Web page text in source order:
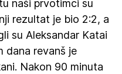
naši prvotimci su
rezultat je bio 2:2, a
su Aleksandar Katai
dana revanš je
Nakon 90 minuta